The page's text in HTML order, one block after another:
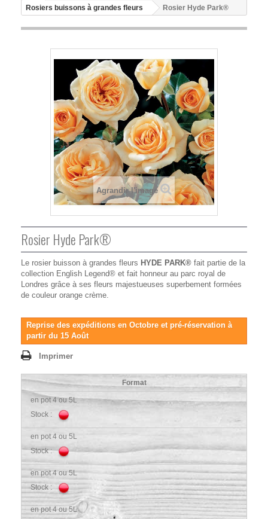
Rosiers buissons à grandes fleurs
Rosier Hyde Park®
Agrandir l'image
Rosier Hyde Park®
Le rosier buisson à grandes fleurs HYDE PARK® fait partie de la
collection English Legend® et fait honneur au parc royal de
Londres grâce à ses fleurs majestueuses superbement formées
de couleur orange crème.
Reprise des expéditions en Octobre et pré-réservation à
partir du 15 Août
Imprimer
Format
en pot 4 ou 5L
Stock :
en pot 4 ou 5L
Stock :
en pot 4 ou 5L
Stock :
en pot 4 ou 5L